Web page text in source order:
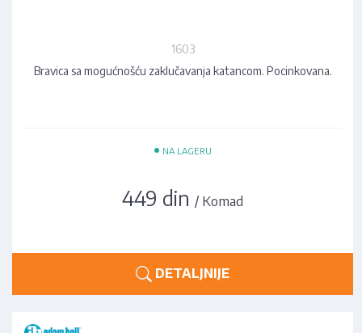
1603
Bravica sa mogućnošću zaklučavanja katancom. Pocinkovana.
• NA LAGERU
449 din / Komad
DETALJNIJE